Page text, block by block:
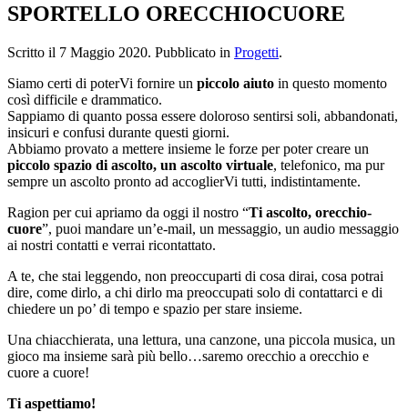
SPORTELLO ORECCHIOCUORE
Scritto il 7 Maggio 2020. Pubblicato in Progetti.
Siamo certi di poterVi fornire un piccolo aiuto in questo momento
così difficile e drammatico.
Sappiamo di quanto possa essere doloroso sentirsi soli, abbandonati,
insicuri e confusi durante questi giorni.
Abbiamo provato a mettere insieme le forze per poter creare un
piccolo spazio di ascolto, un ascolto virtuale, telefonico, ma pur
sempre un ascolto pronto ad accoglierVi tutti, indistintamente.
Ragion per cui apriamo da oggi il nostro “Ti ascolto, orecchio-
cuore”, puoi mandare un’e-mail, un messaggio, un audio messaggio
ai nostri contatti e verrai ricontattato.
A te, che stai leggendo, non preoccuparti di cosa dirai, cosa potrai
dire, come dirlo, a chi dirlo ma preoccupati solo di contattarci e di
chiedere un po’ di tempo e spazio per stare insieme.
Una chiacchierata, una lettura, una canzone, una piccola musica, un
gioco ma insieme sarà più bello…saremo orecchio a orecchio e
cuore a cuore!
Ti aspettiamo!